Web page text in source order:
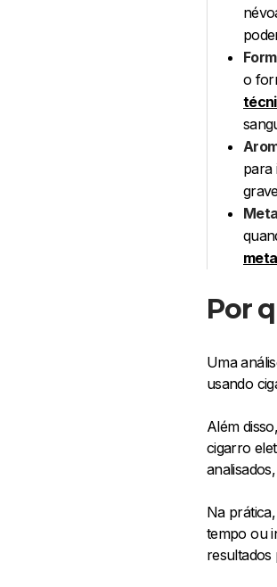
o
para
Por
Uma
usando
Além
cigarro
Na
tempo ou
resultados